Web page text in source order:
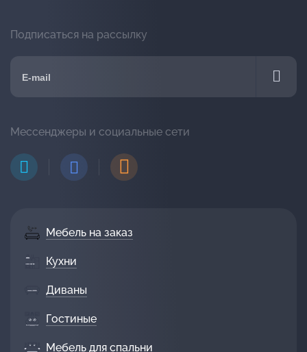
Мебель на заказ
Кухни
Диваны
Гостиные
Мебель для спальни
Подписаться на рассылку
Мессенджеры и социальные сети